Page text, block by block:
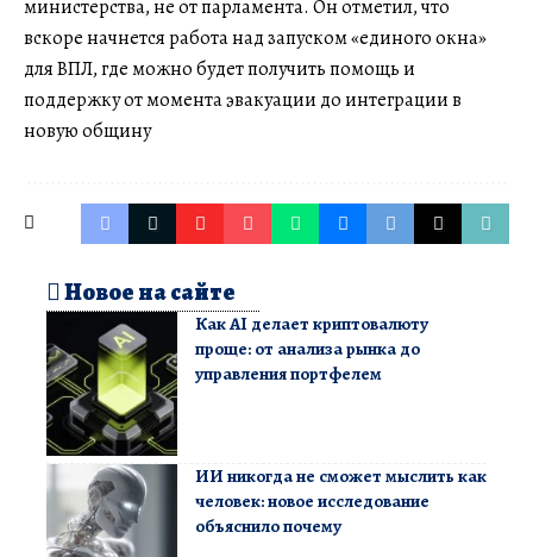
министерства, не от парламента. Он отметил, что
вскоре начнется работа над запуском «единого окна»
для ВПЛ, где можно будет получить помощь и
поддержку от момента эвакуации до интеграции в
новую общину
Новое на сайте
Как AI делает криптовалюту
проще: от анализа рынка до
управления портфелем
ИИ никогда не сможет мыслить как
человек: новое исследование
объяснило почему